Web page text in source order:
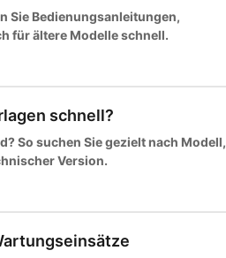
Sie Bedienungsanleitungen,
für ältere Modelle schnell.
schnell?
So suchen Sie gezielt nach Modell,
Version.